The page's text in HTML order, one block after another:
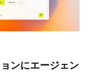
ンにエージェン